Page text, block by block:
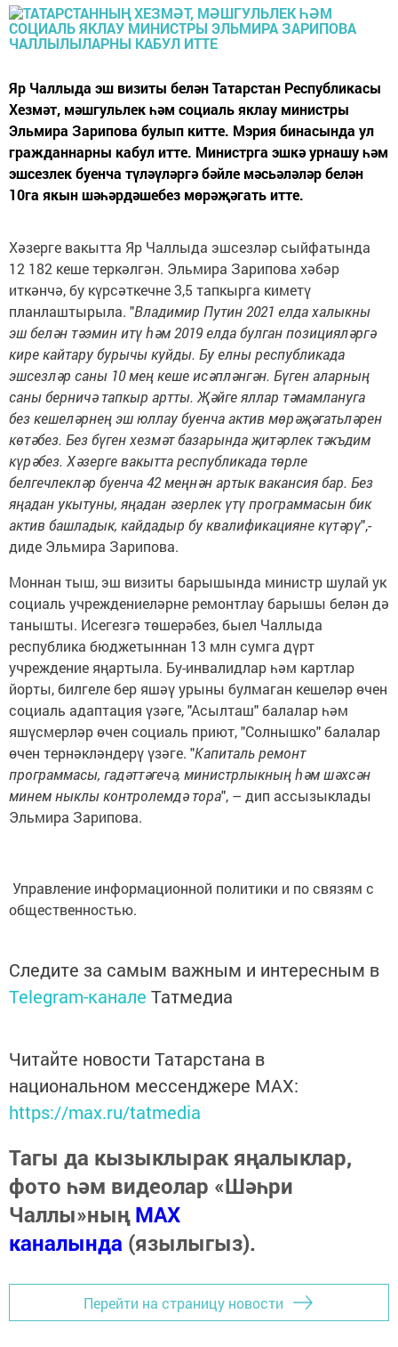
Яр Чаллыда эш визиты белән Татарстан Республикасы
Хезмәт, мәшгульлек һәм социаль яклау министры
Эльмира Зарипова булып китте. Мэрия бинасында ул
гражданнарны кабул итте. Министрга эшкә урнашу һәм
эшсезлек буенча түләүләргә бәйле мәсьәләләр белән
10га якын шәһәрдәшебез мөрәҗәгать итте.
Хәзерге вакытта Яр Чаллыда эшсезләр сыйфатында
12 182 кеше теркәлгән. Эльмира Зарипова хәбәр
иткәнчә, бу күрсәткечне 3,5 тапкырга киметү
планлаштырыла. "Владимир Путин 2021 елда халыкны
эш белән тәэмин итү һәм 2019 елда булган позицияләргә
кире кайтару бурычы куйды. Бу елны республикада
эшсезләр саны 10 мең кеше исәпләнгән. Бүген аларның
саны берничә тапкыр артты. Җәйге яллар тәмамлануга
без кешеләрнең эш юллау буенча актив мөрәҗәгатьләрен
көтәбез. Без бүген хезмәт базарында җитәрлек тәкъдим
күрәбез. Хәзерге вакытта республикада төрле
белгечлекләр буенча 42 меңнән артык вакансия бар. Без
яңадан укытуны, яңадан әзерлек үтү программасын бик
актив башладык, кайдадыр бу квалификацияне күтәрү",-
диде Эльмира Зарипова.
Моннан тыш, эш визиты барышында министр шулай ук
социаль учреждениеләрне ремонтлау барышы белән дә
танышты. Исегезгә төшерәбез, быел Чаллыда
республика бюджетыннан 13 млн сумга дүрт
учреждение яңартыла. Бу-инвалидлар һәм картлар
йорты, билгеле бер яшәү урыны булмаган кешеләр өчен
социаль адаптация үзәге, "Асылташ" балалар һәм
яшүсмерләр өчен социаль приют, "Солнышко" балалар
өчен тернәкләндерү үзәге. "Капиталь ремонт
программасы, гадәттәгечә, министрлыкның һәм шәхсән
минем ныклы контролемдә тора", – дип ассызыклады
Эльмира Зарипова.
Управление информационной политики и по связям с
общественностью.
Следите за самым важным и интересным в
Telegram-канале Татмедиа
Читайте новости Татарстана в
национальном мессенджере MАХ:
https://max.ru/tatmedia
Тагы да кызыклырак яңалыклар,
фото һәм видеолар «Шәһри
Чаллы»ныңMAX
каналында (язылыгыз).
Перейти на страницу новости